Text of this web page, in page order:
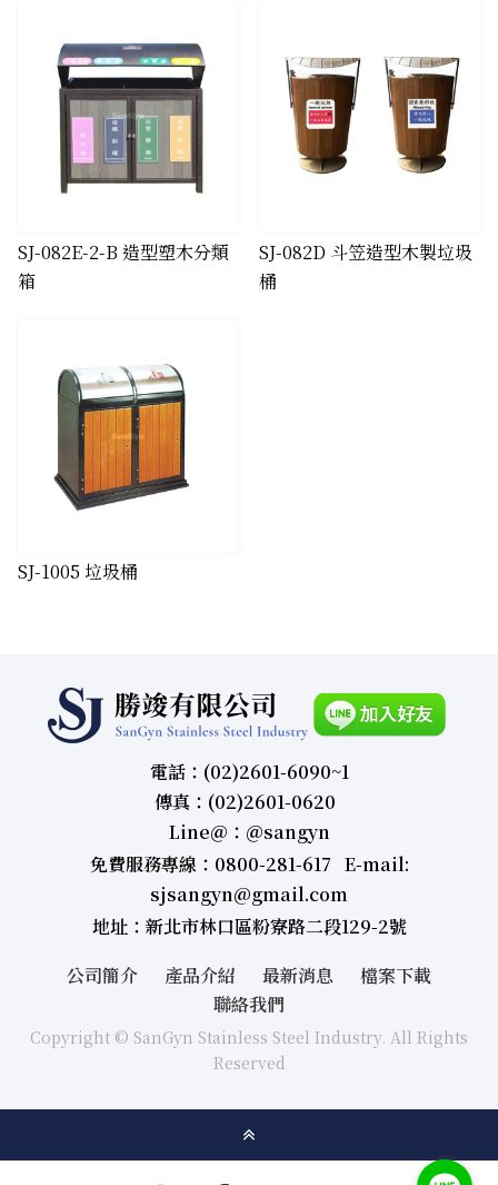
​SJ-082E-2-B 造型塑木分類
箱
​SJ-082D 斗笠造型木製垃圾
桶
​SJ-1005 垃圾桶
電話：(02)2601-6090~1
傳真：(02)2601-0620
Line＠：＠sangyn
免費服務專線：0800-281-617 E-mail:
sjsangyn@gmail.com
地址：新北市林口區粉寮路二段129-2號
公司簡介
產品介紹 最新消息
檔案下載
聯絡我們
Copyright © SanGyn Stainless Steel Industry. All Rights
Reserved